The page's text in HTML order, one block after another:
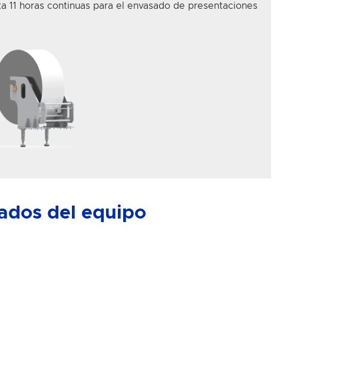
11 horas continuas para el envasado de presentaciones
del equipo